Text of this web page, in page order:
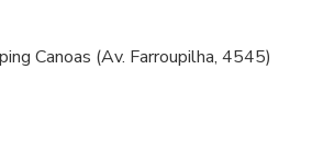
Canoas (Av. Farroupilha, 4545)